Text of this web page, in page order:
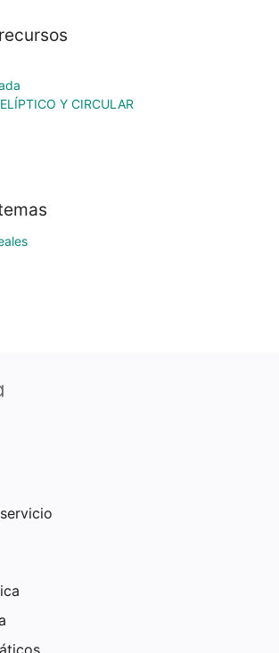
Y CIRCULAR